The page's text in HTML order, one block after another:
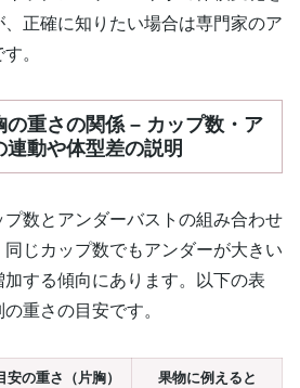
正確に知りたい場合は専門家のア
。
の重さの関係 – カップ数・ア
連動や体型差の説明
数とアンダーバストの組み合わせ
じカップ数でもアンダーが大きい
する傾向にあります。以下の表
重さの目安です。
安の重さ（片胸） 果物に例えると